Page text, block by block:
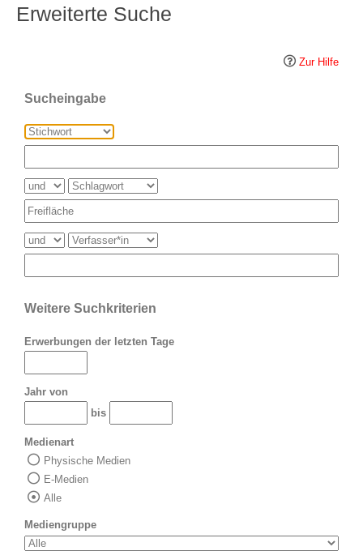
Erweiterte Suche
Zur Hilfe
Sucheingabe
Weitere Suchkriterien
Erwerbungen der letzten Tage
Jahr von
bis
Medienart
Physische Medien
E-Medien
Alle
Mediengruppe